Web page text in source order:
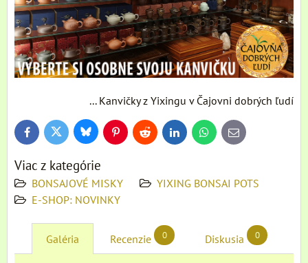
... Kanvičky z Yixingu v Čajovni dobrých ľudí
FacebookTwitter BlueskyPinterestReddit LinkedInWhatsApp
E-
mail
Viac z kategórie
BONSAJOVÉ MISKY
YIXING BONSAI POTS
E-SHOP: NOVINKY
Galéria Recenzie 0 Diskusia 0